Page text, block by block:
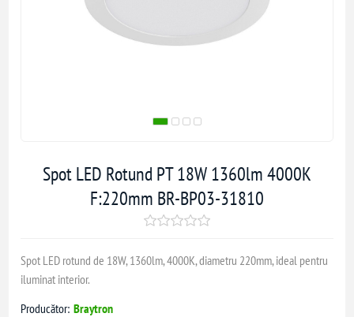
Spot LED Rotund PT 18W 1360lm 4000K
F:220mm BR-BP03-31810
Spot LED rotund de 18W, 1360lm, 4000K, diametru 220mm, ideal pentru
iluminat interior.
Producător: Braytron